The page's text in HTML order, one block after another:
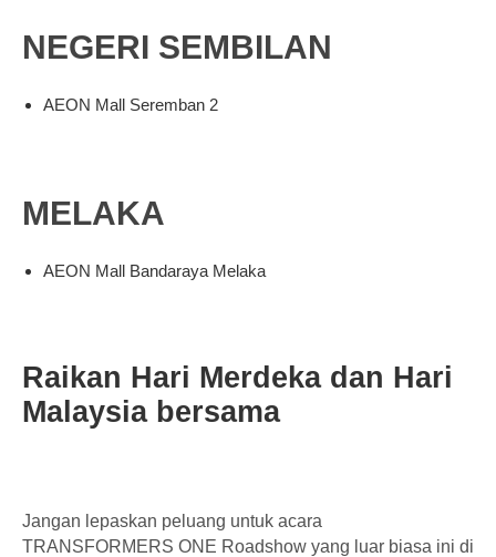
NEGERI SEMBILAN
AEON Mall Seremban 2
MELAKA
AEON Mall Bandaraya Melaka
Raikan Hari Merdeka dan Hari
Malaysia bersama
Jangan lepaskan peluang untuk acara
TRANSFORMERS ONE Roadshow yang luar biasa ini di